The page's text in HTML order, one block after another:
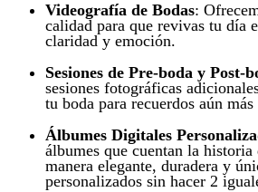
Videografía de Bodas:
calidad para que revivas tu día
claridad y emoción.
Sesiones de Pre-boda y Post-
sesiones fotográficas
tu boda para recuerdos aún
Álbumes Digitales
álbumes que cuentan la historia
manera elegante, duradera y
personalizados sin hacer 2